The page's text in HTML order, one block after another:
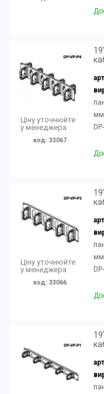
Ціну уточнюйте
у менеджера
код: 33067
мм
Ціну уточнюйте
у менеджера
код: 33066
мм